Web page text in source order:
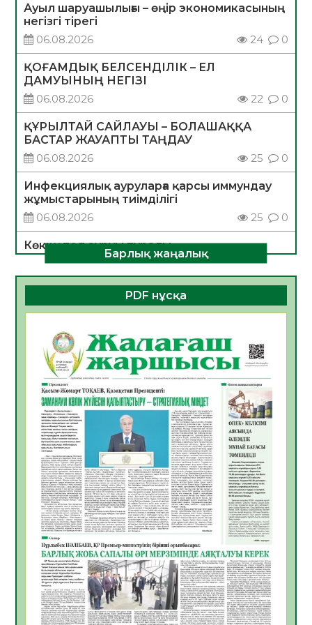
Ауыл шаруашылығы – өңір экономикасының
негізгі тірегі
06.08.2026
24 0
ҚОҒАМДЫҚ БЕЛСЕНДІЛІК – ЕЛ
ДАМУЫНЫҢ НЕГІЗІ
06.08.2026
22 0
ҚҰРЫЛТАЙ САЙЛАУЫ – БОЛАШАҚҚА
БАСТАР ЖАУАПТЫ ТАҢДАУ
06.08.2026
25 0
Инфекциялық ауруларға қарсы иммундау
жұмыстарының тиімділігі
06.08.2026
25 0
Көкжөтел ауруы туралы
06.08.2026
23
АПВ вакцинасы туралы мәлімет
06.08.2026
24 0
Open Air: Қызылорда облысы полиция
департаменті 20 мыңнан астам
көрерменнің қауіпсіздігін қамтамасыз етті
06.08.2026
36
ҚЫЗЫЛОРДАДА «САНАЛЫ ҰРПАҚ –
ЖАРҚЫН БОЛАШАҚ» АТТЫ КЕҢЕЙТІЛГЕН
МӘЖІЛІС ӨТТІ
05.08.2026
36
Қазақстан Орталық Азиядағы көшуге ең
қолайлы ел атанды
05.08.2026
37
Өрт қауіпсіздігі талаптарын сақтау – әр
азаматтың міндеті
05.08.2026
37
Руслан Рүстемұлы облыс әкімінің
кеңесшісі болып тағайындалды
Барлық жаңалық
PDF нұсқа